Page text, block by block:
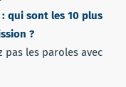
: qui sont les 10 plus
?
pas les paroles avec